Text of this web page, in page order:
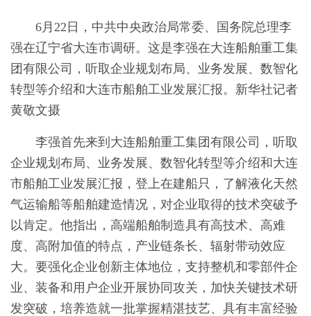
6月22日，中共中央政治局常委、国务院总理李
强在辽宁省大连市调研。这是李强在大连船舶重工集
团有限公司，听取企业规划布局、业务发展、数智化
转型等介绍和大连市船舶工业发展汇报。新华社记者
黄敬文摄
李强首先来到大连船舶重工集团有限公司，听取
企业规划布局、业务发展、数智化转型等介绍和大连
市船舶工业发展汇报，登上在建船只，了解液化天然
气运输船等船舶建造情况，对企业取得的技术突破予
以肯定。他指出，高端船舶制造具有高技术、高难
度、高附加值的特点，产业链条长、辐射带动效应
大。要强化企业创新主体地位，支持整机和零部件企
业、装备和用户企业开展协同攻关，加快关键技术研
发突破，培养造就一批掌握精湛技艺、具有丰富经验